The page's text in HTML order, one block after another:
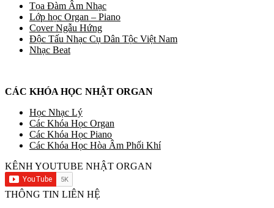
Tọa Đàm Âm Nhạc
Lớp học Organ – Piano
Cover Ngẫu Hứng
Độc Tấu Nhạc Cụ Dân Tộc Việt Nam
Nhạc Beat
CÁC KHÓA HỌC NHẬT ORGAN
Học Nhạc Lý
Các Khóa Học Organ
Các Khóa Học Piano
Các Khóa Học Hòa Âm Phối Khí
KÊNH YOUTUBE NHẬT ORGAN
THÔNG TIN LIÊN HỆ